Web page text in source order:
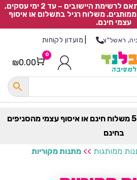
חדש! משלוח אקספרס בהתאם לרשימת היישובים – עד 2 ימי עסקים,
ממותגים. משלוח רגיל בתשלום או איסוף
עצמי חינם.
ראשל"צ מועדון לקוחות
Cart
0
₪0.00
משלוח ב-35 ₪, מעל 599 משלוח חינם או איסוף עצמי מהסניפים
בחינם
ממותגות >> מתנות מקוריות